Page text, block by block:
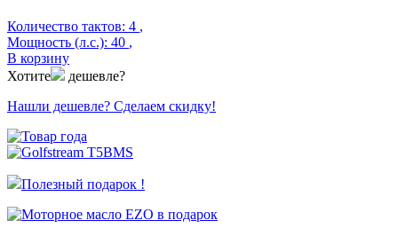
Количество тактов: 4 ,
Мощность (л.с.): 40 ,
В корзину
Хотите
дешевле?
Нашли дешевле? Сделаем скидку!
Полезный подарок !